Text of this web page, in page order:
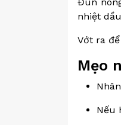
nhiệt
Vớt ra
Mẹo
Nếu